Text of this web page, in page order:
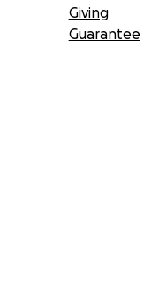
Giving
Guarantee